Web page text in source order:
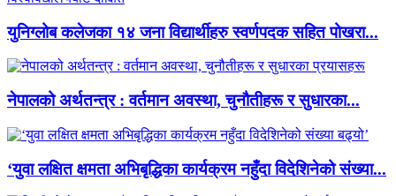
युनिग्लोब कलेजका १४ जना विद्यार्थीहरु स्वर्णपदक सहित पोखरा...
नेपालको अर्थतन्त्र : वर्तमान अवस्था, चुनौतीहरू र सुधारका...
‘युवा लक्षित क्षमता अभिबृद्धिका कार्यक्रम नहुँदा विदेशिनेको संख्या...